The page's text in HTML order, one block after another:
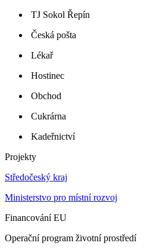
TJ Sokol Řepín
Česká pošta
Lékař
Hostinec
Obchod
Cukrárna
Kadeřnictví
Projekty
Středočeský kraj
Ministerstvo pro místní rozvoj
Financování EU
Operační program životní prostředí